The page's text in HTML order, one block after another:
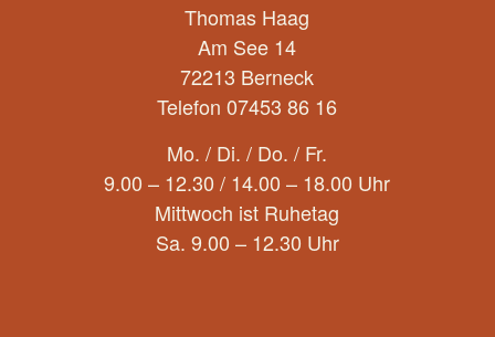
Thomas Haag
Am See 14
72213 Berneck
Telefon 07453 86 16
Mo. / Di. / Do. / Fr.
9.00 – 12.30 / 14.00 – 18.00 Uhr
Mittwoch ist Ruhetag
Sa. 9.00 – 12.30 Uhr